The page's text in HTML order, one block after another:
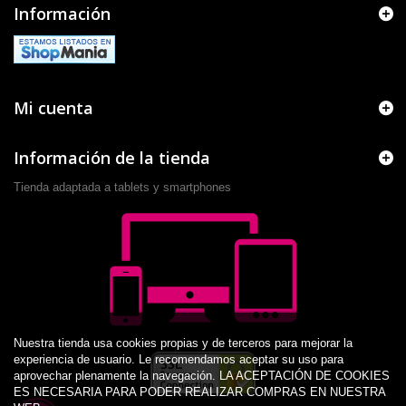
Información
Mi cuenta
Información de la tienda
Tienda adaptada a tablets y smartphones
Nuestra tienda usa cookies propias y de terceros para mejorar la
experiencia de usuario. Le recomendamos aceptar su uso para
aprovechar plenamente la navegación. LA ACEPTACIÓN DE COOKIES
ES NECESARIA PARA PODER REALIZAR COMPRAS EN NUESTRA